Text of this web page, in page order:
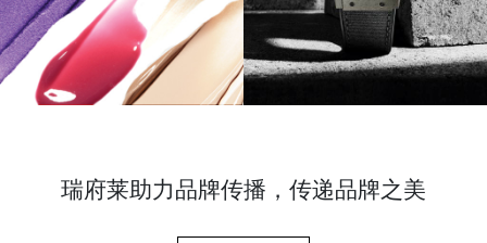
瑞府莱助力品牌传播， 传递品牌之美